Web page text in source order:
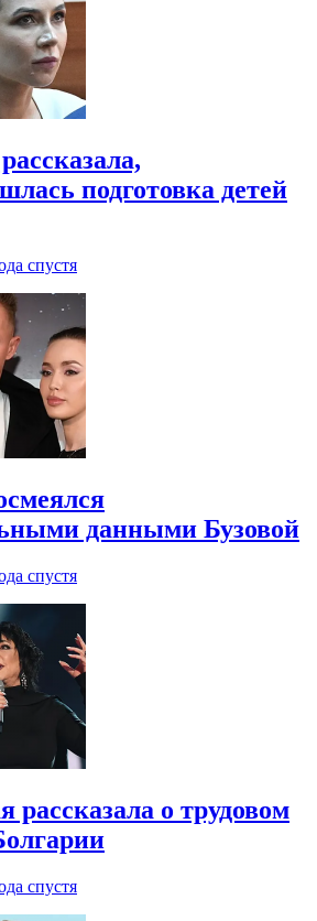
подготовка детей
спустя
данными Бузовой
спустя
рассказала о трудовом
спустя